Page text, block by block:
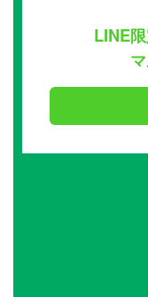
LINE